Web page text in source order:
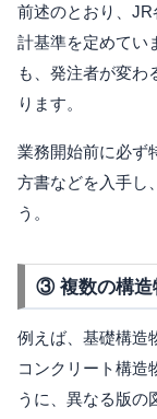
前述のとおり、
計基準を定めてい
も、発注者が変わ
ります。
業務開始前に必ず
方書などを入手し
う。
③ 複数の構造
例えば、基礎構造
コンクリート構造
うに、異なる版の